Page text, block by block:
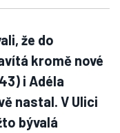
že do
kromě nové
i Adéla
nastal. V Ulici
bývalá